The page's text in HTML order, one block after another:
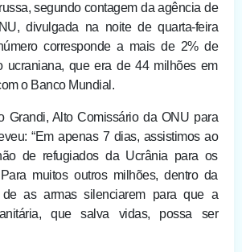
segundo contagem da agência de
divulgada na noite de quarta-feira
corresponde a mais de 2% de
ucraniana, que era de 44 milhões em
o Banco Mundial.
Grandi, Alto Comissário da ONU para
“Em apenas 7 dias, assistimos ao
de refugiados da Ucrânia para os
muitos outros milhões, dentro da
as armas silenciarem para que a
que salva vidas, possa ser